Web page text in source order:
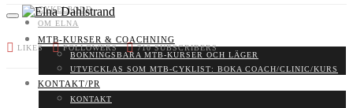
CYKELPODD
OM ELNA
LIKES FOLLOWERS 710 SUBSCRIBERS
MTB-KURSER & COACHNING
BOKNINGSBARA MTB-KURSER OCH LÄGER
UTVECKLAS SOM MTB-CYKLIST: BOKA COACH/CLINIC/KURS
KONTAKT/PR
KONTAKT